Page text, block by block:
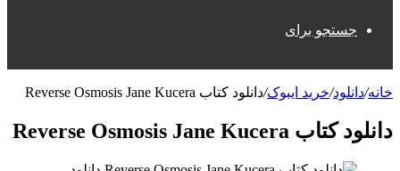
جستجو برای
خانه/دانلود/خرید ایبوک/دانلود کتاب Reverse Osmosis Jane Kucera
دانلود کتاب Reverse Osmosis Jane Kucera